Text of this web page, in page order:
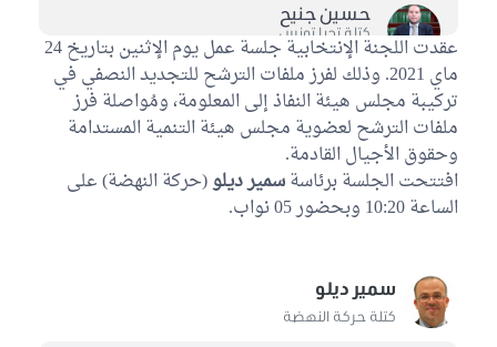
عقدت اللجنة الإنتخابية جلسة عمل يوم الإثنين بتاريخ 24
ماي 2021. وذلك لفرز ملفات الترشح للتجديد النصفي في
تركيبة مجلس هيئة النفاذ إلى المعلومة، ومُواصلة فرز
ملفات الترشح لعضوية مجلس هيئة التنمية المستدامة
وحقوق الأجيال القادمة.
افتتحت الجلسة برئاسةسمير ديلو(حركة النهضة) على
الساعة 10:20 وبحضور 05 نواب.
سمير ديلو
كتلة حركة النهضة
حسين جنيح
كتلة تحيا تونس
مريم السعيدي
كتلة حزب قلب تونس
يمينة الزغلامي
كتلة حركة النهضة